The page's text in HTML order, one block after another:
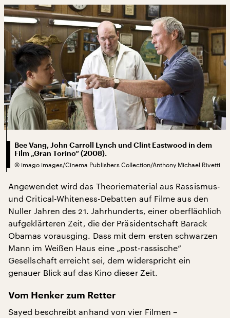
Bee Vang, John Carroll Lynch und Clint Eastwood in dem
Film „Gran Torino“ (2008).
© imago images/Cinema Publishers Collection/Anthony Michael Rivetti
Angewendet wird das Theoriematerial aus Rassismus-
und Critical-Whiteness-Debatten auf Filme aus den
Nuller Jahren des 21. Jahrhunderts, einer oberflächlich
aufgeklärteren Zeit, die der Präsidentschaft Barack
Obamas vorausging. Dass mit dem ersten schwarzen
Mann im Weißen Haus eine „post-rassische“
Gesellschaft erreicht sei, dem widerspricht ein
genauer Blick auf das Kino dieser Zeit.
Vom Henker zum Retter
Sayed beschreibt anhand von vier Filmen –